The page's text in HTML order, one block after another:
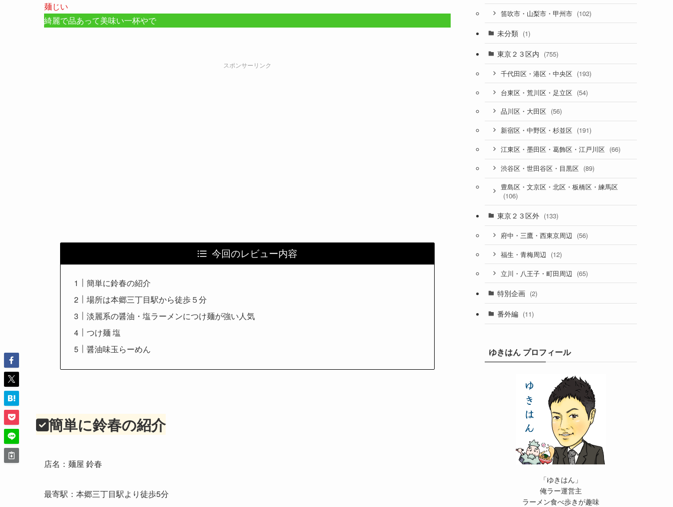
麺じい
綺麗で品あって美味い一杯やで
スポンサーリンク
今回のレビュー内容
簡単に鈴春の紹介
場所は本郷三丁目駅から徒歩５分
淡麗系の醤油・塩ラーメンにつけ麺が強い人気
つけ麺 塩
醤油味玉らーめん
簡単に鈴春の紹介
店名：麺屋 鈴春
最寄駅：本郷三丁目駅より徒歩5分
笛吹市・山梨市・甲州市 (102)
未分類 (1)
東京２３区内 (755)
千代田区・港区・中央区 (193)
台東区・荒川区・足立区 (54)
品川区・大田区 (56)
新宿区・中野区・杉並区 (191)
江東区・墨田区・葛飾区・江戸川区 (66)
渋谷区・世田谷区・目黒区 (89)
豊島区・文京区・北区・板橋区・練馬区
(106)
東京２３区外 (133)
府中・三鷹・西東京周辺 (56)
福生・青梅周辺 (12)
立川・八王子・町田周辺 (65)
特別企画 (2)
番外編 (11)
ゆきはん プロフィール
「ゆきはん」
俺ラー運営主
ラーメン食べ歩きが趣味